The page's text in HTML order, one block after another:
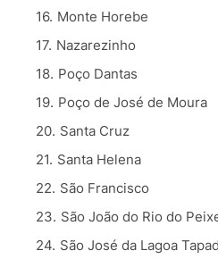
Monte Horebe
Nazarezinho
Poço Dantas
Poço de José de Moura
Santa Cruz
Santa Helena
São Francisco
São João do Rio do
São José da Lagoa